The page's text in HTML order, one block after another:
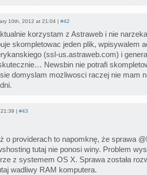
10th, 2012 at 21:04 | #42
korzystam z Astraweb i nie
skompletowac jeden plik, wpisywalem
(ssl-us.astraweb.com) i
Newsbin nie potrafi
domyslam mozliwosci raczej nie mam
| #43
o providerach to napomknę, że sprawa
tutaj nie ponosi winy. Problem
z systemem OS X. Sprawa została
wadliwy RAM komputera.